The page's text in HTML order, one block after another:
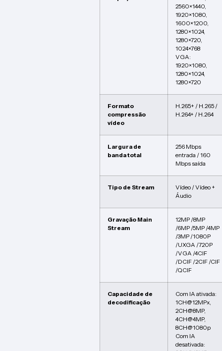
2560×1440,
1920×1080,
1600×1200,
1280×1024,
1280×720,
1024×768
VGA:
1920×1080,
1280×1024,
1280×720
Formato
compressão
vídeo
H.265+ / H.265 /
H.264+ / H.264
Largura de
banda total
256 Mbps
entrada / 160
Mbps saída
Tipo de Stream
Vídeo / Vídeo +
Áudio
Gravação Main
Stream
12MP /8MP
/6MP /5MP /4MP
/3MP /1080P
/UXGA /720P
/VGA /4CIF
/DCIF /2CIF /CIF
/QCIF
Capacidade de
decodificação
Com IA ativada:
1CH@12MPx,
2CH@8MP,
4CH@4MP,
8CH@1080p
Com IA
desativada: